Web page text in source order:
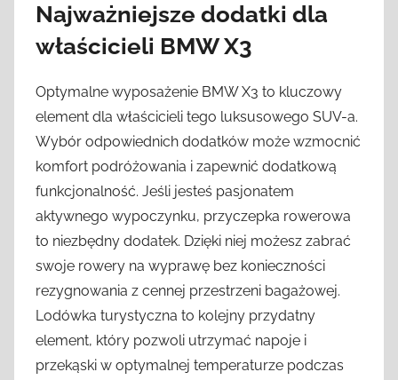
Najważniejsze dodatki dla
właścicieli BMW X3
Optymalne wyposażenie BMW X3 to kluczowy
element dla właścicieli tego luksusowego SUV-a.
Wybór odpowiednich dodatków może wzmocnić
komfort podróżowania i zapewnić dodatkową
funkcjonalność. Jeśli jesteś pasjonatem
aktywnego wypoczynku, przyczepka rowerowa
to niezbędny dodatek. Dzięki niej możesz zabrać
swoje rowery na wyprawę bez konieczności
rezygnowania z cennej przestrzeni bagażowej.
Lodówka turystyczna to kolejny przydatny
element, który pozwoli utrzymać napoje i
przekąski w optymalnej temperaturze podczas